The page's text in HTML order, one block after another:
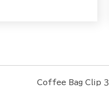
Coffee Bag Clip ３